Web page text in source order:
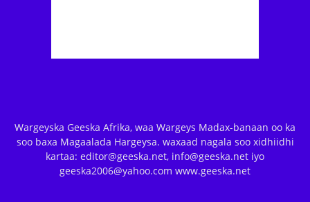
Wargeyska Geeska Afrika, waa Wargeys Madax-banaan oo ka
soo baxa Magaalada Hargeysa. waxaad nagala soo xidhiidhi
kartaa: editor@geeska.net, info@geeska.net iyo
geeska2006@yahoo.com www.geeska.net